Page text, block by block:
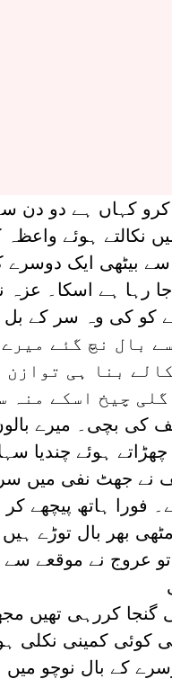
کرو کہاں ہے دو دن
نکالتے ہوئے
بیٹھی ایک دوسرے
جا رہا ہے اسکا۔
کو کی وہ سر کے
بال نچ گئے
بنا ہی
چیخ اسکے منہ
کی بچی۔ میرے
ہوئے چندیا
نے جھٹ نفی میں
فورا ہاتھ
بھر بال توڑے
تو عروج نے موقعے سے
گنجا کررہی تھیں
کوئی کمینی نکلی
کے بال نوچو میں